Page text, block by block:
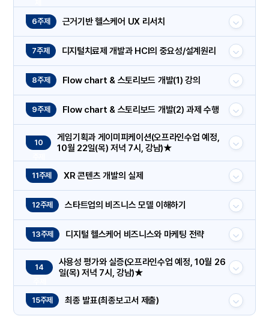
6주제 근거기반 헬스케어 UX 리서치
7주제 디지털치료제 개발과 HCI의 중요성/설계원리
8주제 Flow chart & 스토리보드 개발(1) 강의
9주제 Flow chart & 스토리보드 개발(2) 과제 수행
10
게임기획과 게이미피케이션(오프라인수업 예정,
10월 22일(목) 저녁 7시, 강남)★
11주제 XR 콘텐츠 개발의 실제
12주제 스타트업의 비즈니스 모델 이해하기
13주제 디지털 헬스케어 비즈니스와 마케팅 전략
14
사용성 평가와 실증(오프라인수업 예정, 10월 26
일(목) 저녁 7시, 강남)★
15주제 최종 발표(최종보고서 제출)